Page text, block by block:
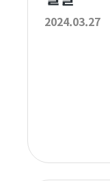
2024.03.27